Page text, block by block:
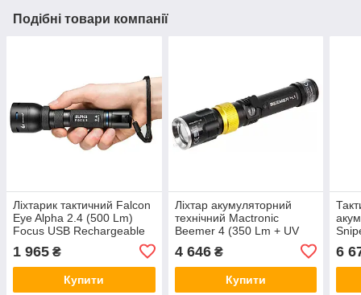
Подібні товари компанії
Ліхтарик тактичний Falcon
Eye Alpha 2.4 (500 Lm)
Focus USB Rechargeable
1 965 ₴
Купити
Ліхтар акумуляторний
технічний Mactronic
Beemer 4 (350 Lm + UV
390 nm) Ultraviolet Focus
USB Rechargeable
4 646₴
Купити
6